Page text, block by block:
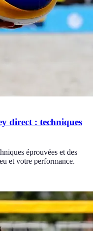
direct : techniques
éprouvées et des
et votre performance.